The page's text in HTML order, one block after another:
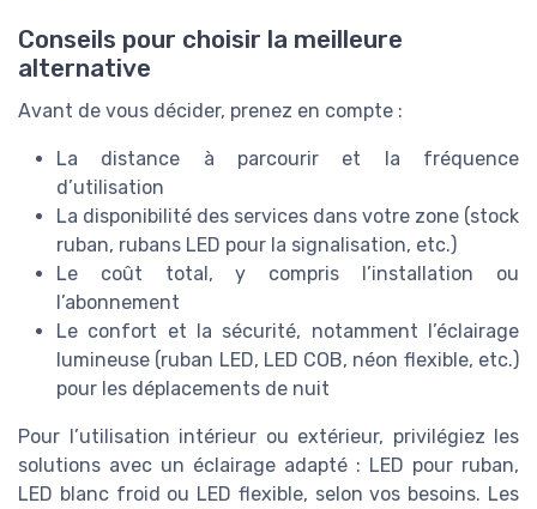
Conseils pour choisir la meilleure
alternative
Avant de vous décider, prenez en compte :
La distance à parcourir et la fréquence
d’utilisation
La disponibilité des services dans votre zone (stock
ruban, rubans LED pour la signalisation, etc.)
Le coût total, y compris l’installation ou
l’abonnement
Le confort et la sécurité, notamment l’éclairage
lumineuse (ruban LED, LED COB, néon flexible, etc.)
pour les déplacements de nuit
Pour l’utilisation intérieur ou extérieur, privilégiez les
solutions avec un éclairage adapté : LED pour ruban,
LED blanc froid ou LED flexible, selon vos besoins. Les